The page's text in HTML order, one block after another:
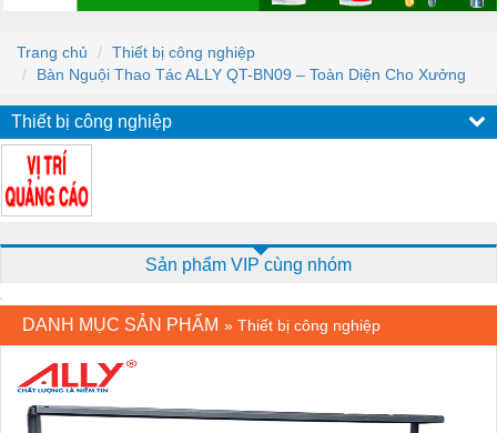
Trang chủ
Thiết bị công nghiệp
Bàn Nguội Thao Tác ALLY QT-BN09 – Toàn Diện Cho Xưởng
Thiết bị công nghiệp
Sản phẩm VIP cùng nhóm
DANH MỤC SẢN PHẨM » Thiết bị công nghiệp